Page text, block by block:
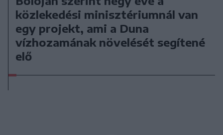
közlekedési minisztériumnál van
egy projekt, ami a Duna
vízhozamának növelését segítené
elő